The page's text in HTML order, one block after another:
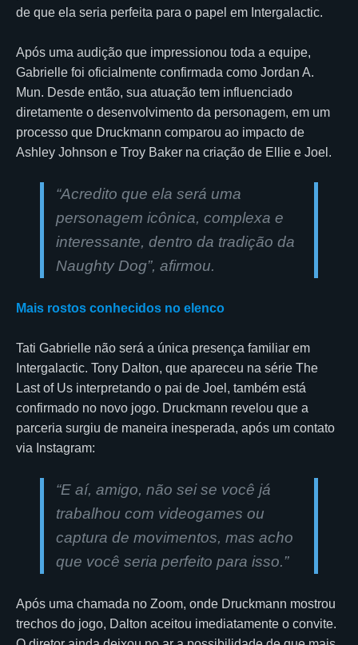
de que ela seria perfeita para o papel em Intergalactic.
Após uma audição que impressionou toda a equipe,
Gabrielle foi oficialmente confirmada como Jordan A.
Mun. Desde então, sua atuação tem influenciado
diretamente o desenvolvimento da personagem, em um
processo que Druckmann comparou ao impacto de
Ashley Johnson e Troy Baker na criação de Ellie e Joel.
“Acredito que ela será uma
personagem icônica, complexa e
interessante, dentro da tradição da
Naughty Dog”, afirmou.
Mais rostos conhecidos no elenco
Tati Gabrielle não será a única presença familiar em
Intergalactic. Tony Dalton, que apareceu na série The
Last of Us interpretando o pai de Joel, também está
confirmado no novo jogo. Druckmann revelou que a
parceria surgiu de maneira inesperada, após um contato
via Instagram:
“E aí, amigo, não sei se você já
trabalhou com videogames ou
captura de movimentos, mas acho
que você seria perfeito para isso.”
Após uma chamada no Zoom, onde Druckmann mostrou
trechos do jogo, Dalton aceitou imediatamente o convite.